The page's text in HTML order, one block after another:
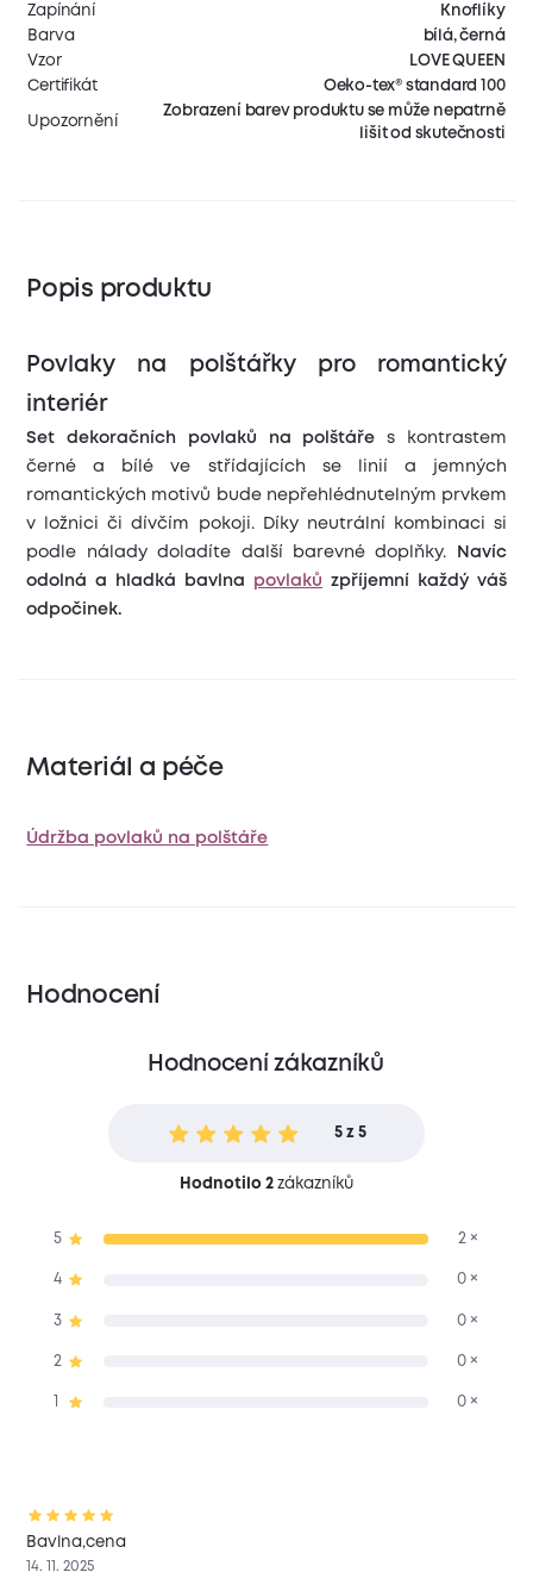
Zapínání
Knoflíky
Barva
bílá, černá
Vzor
LOVE QUEEN
Certifikát
Oeko-tex® standard 100
Upozornění
Zobrazení barev produktu se může nepatrně
lišit od skutečnosti
Popis produktu
Povlaky na polštářky pro romantický
interiér
Set dekoračních povlaků na polštáře s kontrastem
černé a bílé ve střídajících se linií a jemných
romantických motivů bude nepřehlédnutelným prvkem
v ložnici či dívčím pokoji. Díky neutrální kombinaci si
podle nálady doladíte další barevné doplňky.
Navíc
odolná a hladká bavlna
povlaků zpříjemní každý váš
odpočinek.
Materiál a péče
Údržba povlaků na polštáře
Hodnocení
Hodnocení zákazníků
5 z 5
Hodnotilo 2zákazníků
5 2 ×
4 0 ×
3 0 ×
2 0 ×
0 ×
Bavlna,cena
14. 11. 2025